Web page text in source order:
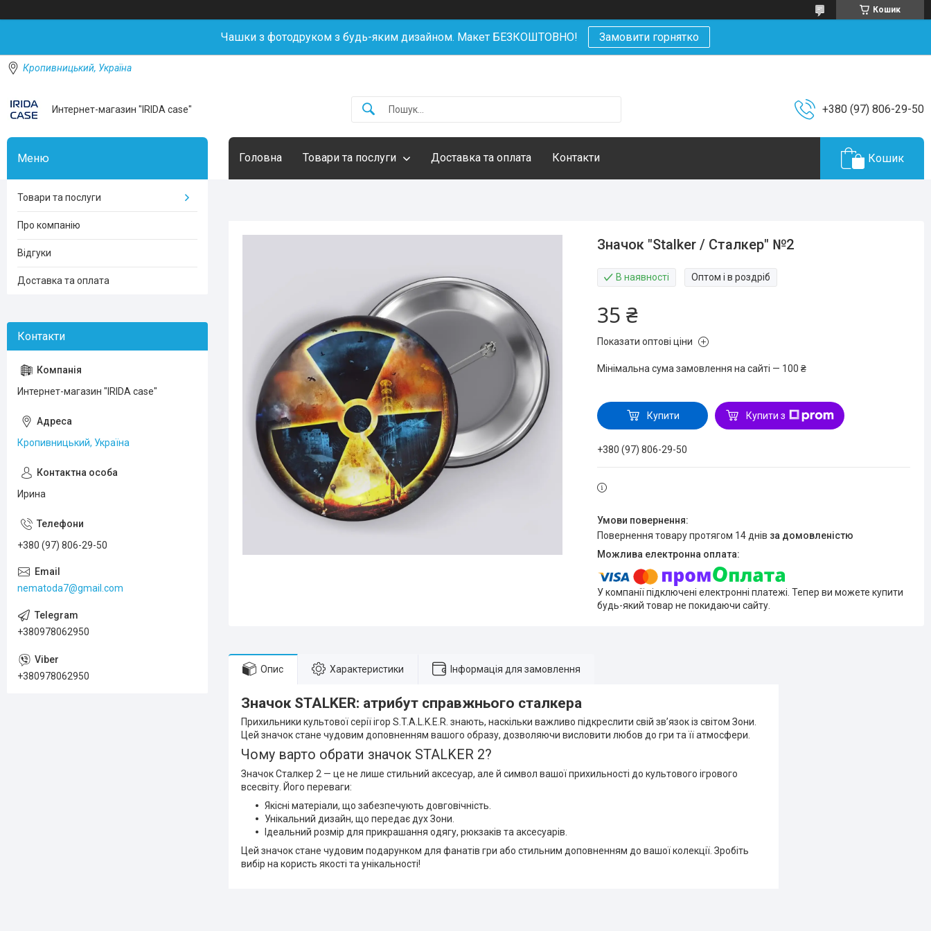
Кошик
Чашки з фотодруком з будь-яким дизайном. Макет БЕЗКОШТОВНО! Замовити горнятко
Кропивницький, Україна
Интернет-магазин "IRIDA case" +380 (97) 806-29-50
Головна Товари та послуги Доставка та оплата Контакти Кошик
Значок "Stalker / Сталкер" №2
В наявності Оптом і в роздріб
35 ₴
Показати оптові ціни
Мінімальна сума замовлення на сайті — 100 ₴
Купити Купити з
+380 (97) 806-29-50
повернення товару протягом 14 днів за домовленістю
У компанії підключені електронні платежі. Тепер ви можете купити
будь-який товар не покидаючи сайту.
Опис Характеристики Інформація для замовлення
Значок STALKER: атрибут справжнього сталкера
Прихильники культової серії ігор S.T.A.L.K.E.R. знають, наскільки важливо підкреслити свій зв’язок із світом Зони.
Цей значок стане чудовим доповненням вашого образу, дозволяючи висловити любов до гри та її атмосфери.
Чому варто обрати значок STALKER 2?
Значок Сталкер 2 — це не лише стильний аксесуар, але й символ вашої прихильності до культового ігрового
всесвіту. Його переваги:
Якісні матеріали, що забезпечують довговічність.
Унікальний дизайн, що передає дух Зони.
Ідеальний розмір для прикрашання одягу, рюкзаків та аксесуарів.
Цей значок стане чудовим подарунком для фанатів гри або стильним доповненням до вашої колекції. Зробіть
вибір на користь якості та унікальності!
Товари та послуги
Про компанію
Відгуки
Доставка та оплата
Интернет-магазин "IRIDA case"
Кропивницький, Україна
Ирина
+380 (97) 806-29-50
nematoda7@gmail.com
+380978062950
+380978062950